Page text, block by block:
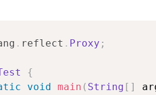
. reflect . Proxy ;
{
void main ( String [ ]